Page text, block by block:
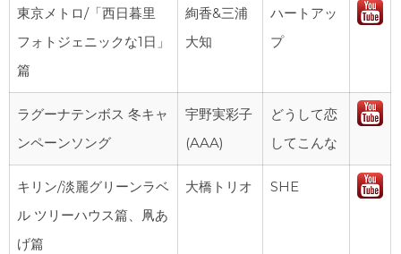
東京メトロ/「西日暮里
フォトジェニックな1日」
篇
絢香&三浦
大知
ハートアッ
プ
ラグーナテンボス 冬キャ
ンペーンソング
宇野実彩子
(AAA)
どうして恋
してこんな
キリン/淡麗グリーンラベ
ル ツリーハウス篇、凧あ
げ篇
大橋トリオ SHE